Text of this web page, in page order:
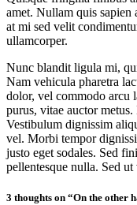
amet. Nullam quis sapien
at mi sed velit
ullamcorper.
Nunc blandit ligula mi,
Nam vehicula pharetra
dolor, vel commodo arcu
purus, vitae auctor
Vestibulum dignissim
vel. Morbi tempor
justo eget sodales. Sed
pellentesque nulla. Sed
3 thoughts on “On the other